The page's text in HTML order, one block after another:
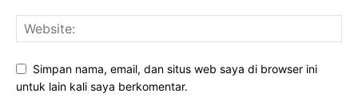
Simpan nama, email, dan situs web saya di browser ini
untuk lain kali saya berkomentar.